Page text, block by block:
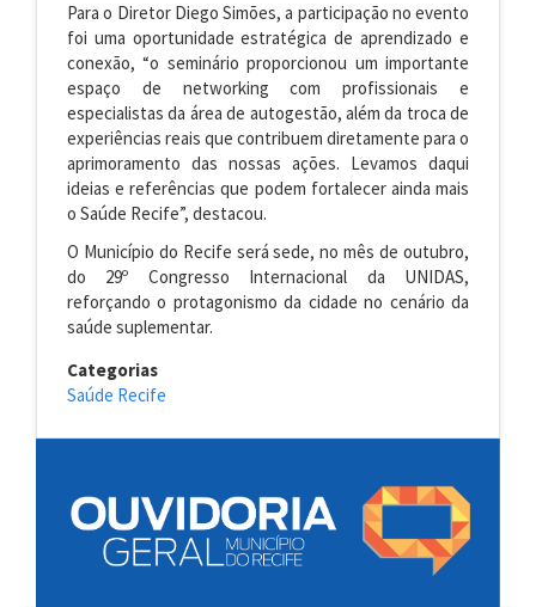
Para o Diretor Diego Simões, a participação no evento
foi uma oportunidade estratégica de aprendizado e
conexão, “o seminário proporcionou um importante
espaço de networking com profissionais e
especialistas da área de autogestão, além da troca de
experiências reais que contribuem diretamente para o
aprimoramento das nossas ações. Levamos daqui
ideias e referências que podem fortalecer ainda mais
o Saúde Recife”, destacou.
O Município do Recife será sede, no mês de outubro,
do 29º Congresso Internacional da UNIDAS,
reforçando o protagonismo da cidade no cenário da
saúde suplementar.
Categorias
Saúde Recife